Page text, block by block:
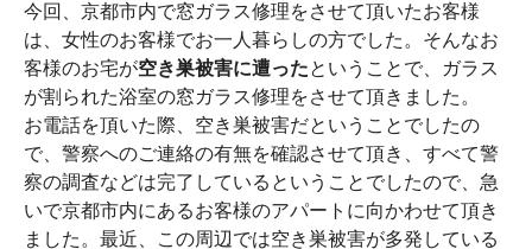
今回、京都市内で窓ガラス修理をさせて頂いたお客様
は、女性のお客様でお一人暮らしの方でした。そんなお
客様のお宅が空き巣被害に遭ったということで、ガラス
が割られた浴室の窓ガラス修理をさせて頂きました。
お電話を頂いた際、空き巣被害だということでしたの
で、警察へのご連絡の有無を確認させて頂き、すべて警
察の調査などは完了しているということでしたので、急
いで京都市内にあるお客様のアパートに向かわせて頂き
ました。最近、この周辺では空き巣被害が多発している